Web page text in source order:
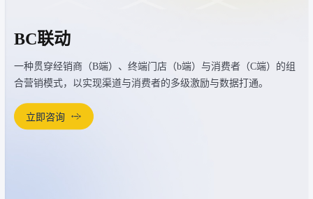
BC联动
一种贯穿经销商（B端）、终端门店（b端）与消费者（C端）的组
合营销模式，以实现渠道与消费者的多级激励与数据打通。
立即咨询